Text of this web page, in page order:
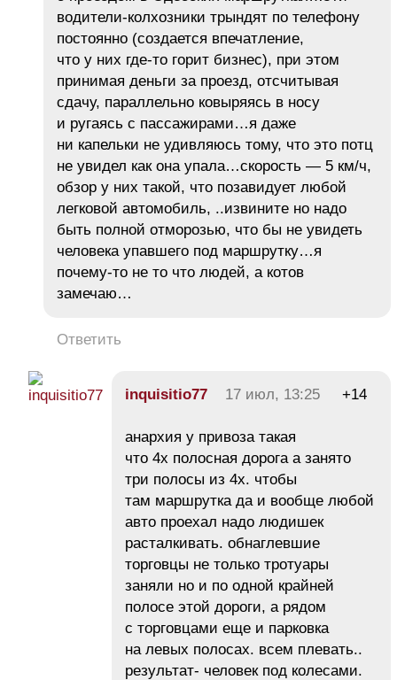
водители-колхозники трындят по телефону
постоянно (создается впечатление,
что у них где-то горит бизнес), при этом
принимая деньги за проезд, отсчитывая
сдачу, параллельно ковыряясь в носу
и ругаясь с пассажирами…я даже
ни капельки не удивляюсь тому, что это потц
не увидел как она упала…скорость — 5 км/ч,
обзор у них такой, что позавидует любой
легковой автомобиль, ..извините но надо
быть полной отморозью, что бы не увидеть
человека упавшего под маршрутку…я
почему-то не то что людей, а котов
замечаю…
Ответить
іnquіsitіо77 17 июл, 13:25 +14
анархия у привоза такая
что 4х полосная дорога а занято
три полосы из 4х. чтобы
там маршрутка да и вообще любой
авто проехал надо людишек
расталкивать. обнаглевшие
торговцы не только тротуары
заняли но и по одной крайней
полосе этой дороги, а рядом
с торговцами еще и парковка
на левых полосах. всем плевать..
результат- человек под колесами.